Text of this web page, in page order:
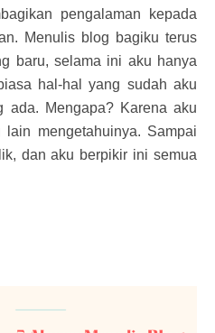
pengalaman kepada
Menulis blog bagiku terus
baru, selama ini aku hanya
hal-hal yang sudah aku
ada. Mengapa? Karena aku
mengetahuinya. Sampai
dan aku berpikir ini semua